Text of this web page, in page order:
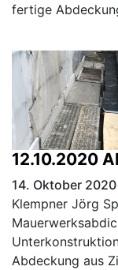
fertige
12.10.2020
14. Oktober 2020
Klempner Jörg
Abdeckung aus